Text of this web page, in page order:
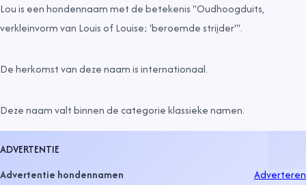
Lou is een hondennaam met de betekenis "Oudhoogduits,
verkleinvorm van Louis of Louise; 'beroemde strijder'".
De herkomst van deze naam isinternationaal.
Deze naam valt binnen de categorieklassieke namen.
ADVERTENTIE
Advertentie hondennamen
Adverteren